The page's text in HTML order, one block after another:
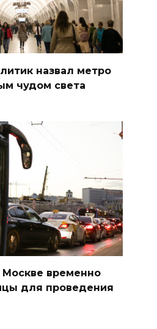
назвал метро
чудом света
временно
для проведения